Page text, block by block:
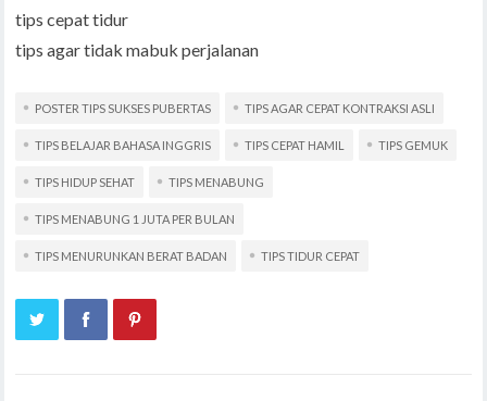
tips cepat tidur
tips agar tidak mabuk perjalanan
POSTER TIPS SUKSES PUBERTAS TIPS AGAR CEPAT KONTRAKSI ASLI
TIPS BELAJAR BAHASA INGGRIS TIPS CEPAT HAMIL TIPS GEMUK
TIPS HIDUP SEHAT TIPS MENABUNG
TIPS MENABUNG 1 JUTA PER BULAN
TIPS MENURUNKAN BERAT BADAN TIPS TIDUR CEPAT